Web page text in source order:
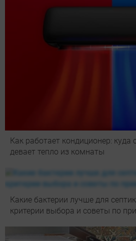
Как работает кондиционер: куда
девает тепло из комнаты
Какие бактерии лучше для
критерии выбора и советы по